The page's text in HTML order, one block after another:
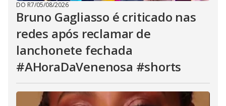
DO R7/05/08/2026
Bruno Gagliasso é criticado nas
redes após reclamar de
lanchonete fechada
#AHoraDaVenenosa #shorts